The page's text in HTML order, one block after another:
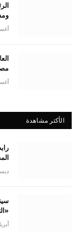
الأكثر مشاهدة
ديسمبر
أبريل 30,